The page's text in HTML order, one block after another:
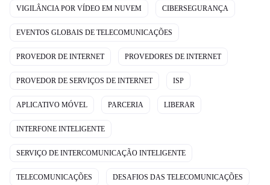
VIGILÂNCIA POR VÍDEO EM NUVEM CIBERSEGURANÇA
EVENTOS GLOBAIS DE TELECOMUNICAÇÕES
PROVEDOR DE INTERNET PROVEDORES DE INTERNET
PROVEDOR DE SERVIÇOS DE INTERNET ISP
APLICATIVO MÓVEL PARCERIA LIBERAR
INTERFONE INTELIGENTE
SERVIÇO DE INTERCOMUNICAÇÃO INTELIGENTE
TELECOMUNICAÇÕES DESAFIOS DAS TELECOMUNICAÇÕES